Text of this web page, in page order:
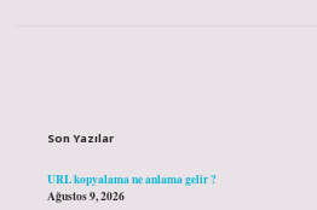
Son Yazılar
URL kopyalama ne anlama gelir ?
Ağustos 9, 2026